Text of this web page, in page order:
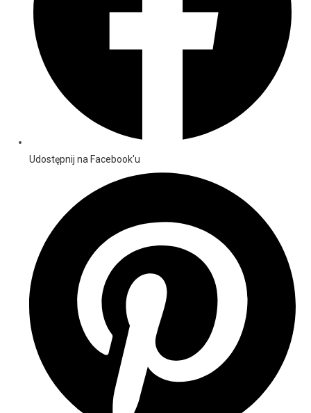
Udostępnij na Facebook'u